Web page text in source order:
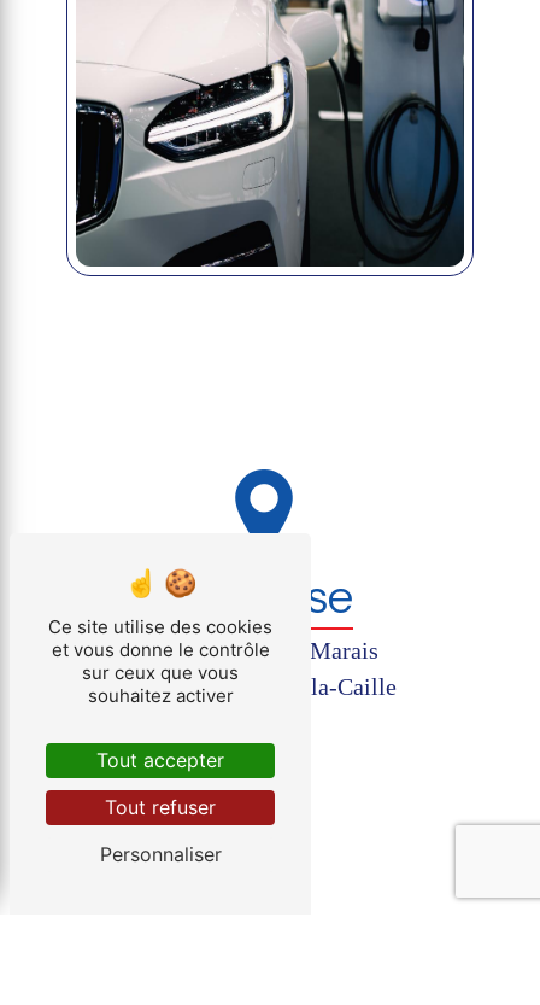
Adresse
36 Avenue des Marais
74350 Allonzier-la-Caille
Ce site utilise des cookies
et vous donne le contrôle
sur ceux que vous
souhaitez activer
Tout accepter
Tout refuser
Personnaliser